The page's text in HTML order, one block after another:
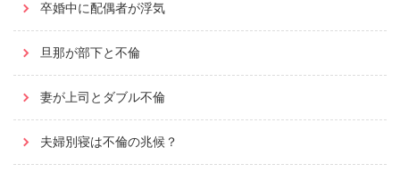
卒婚中に配偶者が浮気
旦那が部下と不倫
妻が上司とダブル不倫
夫婦別寝は不倫の兆候？